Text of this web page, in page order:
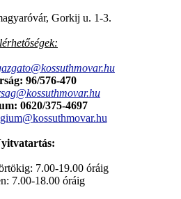
Gorkij u. 1-3.
96/576-470
0620/375-4697
7.00-19.00 óráig
7.00-18.00 óráig